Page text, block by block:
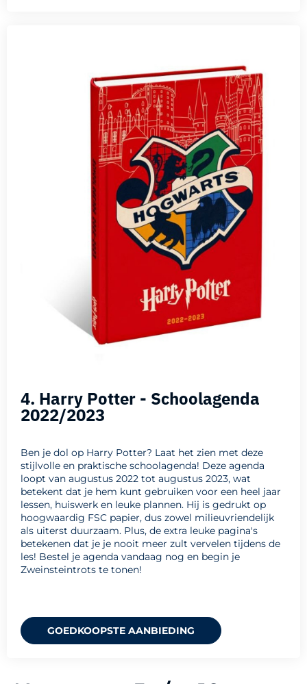
4. Harry Potter - Schoolagenda
2022/2023
Ben je dol op Harry Potter? Laat het zien met deze
stijlvolle en praktische schoolagenda! Deze agenda
loopt van augustus 2022 tot augustus 2023, wat
betekent dat je hem kunt gebruiken voor een heel jaar
lessen, huiswerk en leuke plannen. Hij is gedrukt op
hoogwaardig FSC papier, dus zowel milieuvriendelijk
als uiterst duurzaam. Plus, de extra leuke pagina's
betekenen dat je je nooit meer zult vervelen tijdens de
les! Bestel je agenda vandaag nog en begin je
Zweinsteintrots te tonen!
GOEDKOOPSTE AANBIEDING